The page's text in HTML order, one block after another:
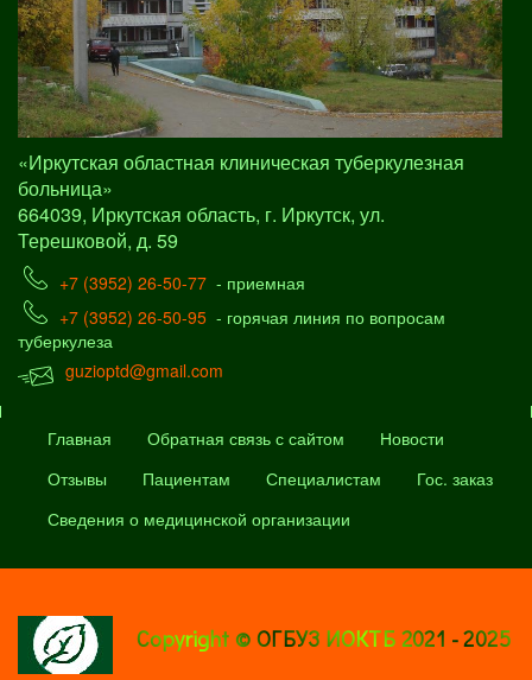
«Иркутская областная клиническая туберкулезная
больница»
664039, Иркутская область, г. Иркутск, ул.
Терешковой, д. 59
+7 (3952) 26-50-77 - приемная
+7 (3952) 26-50-95 - горячая линия по вопросам
туберкулеза
guzioptd@gmail.com
Главная Обратная связь с сайтом
Новости
Отзывы
Пациентам Специалистам
Гос. заказ
Сведения о медицинской организации
Copyright © ОГБУЗ ИОКТБ 2021 - 2025